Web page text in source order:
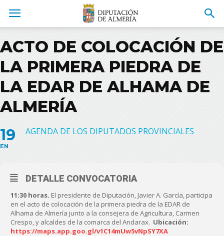
ACTO DE COLOCACIÓN DE
LA PRIMERA PIEDRA DE
LA EDAR DE ALHAMA DE
ALMERÍA
19
EN
AGENDA DE LOS DIPUTADOS PROVINCIALES
DETALLE CONVOCATORIA
11:30 horas. El presidente de Diputación, Javier A. García, participa
en el acto de colocación de la primera piedra de la EDAR de
Alhama de Almería junto a la consejera de Agricultura, Carmen
Crespo, y alcaldes de la comarca del Andarax. Ubicación:
https://maps.app.goo.gl/v1C14mUw5vNpSY7XA